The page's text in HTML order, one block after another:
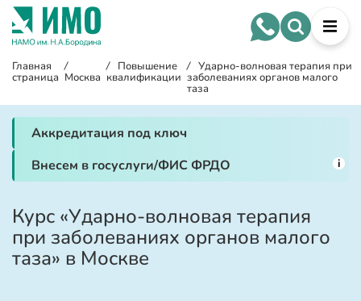
Главная
страница
/
Москва
/ Повышение
квалификации
/ Ударно-волновая терапия при
заболеваниях органов малого
таза
Аккредитация под ключ
Внесем в госуслуги/ФИС ФРДО
i
Курс «Ударно-волновая терапия
при заболеваниях органов малого
таза» в Москве